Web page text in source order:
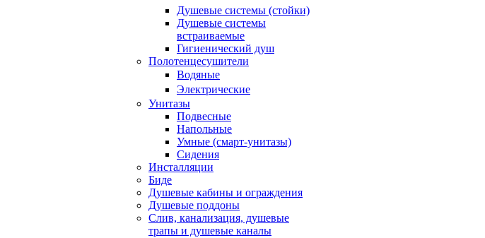
Душевые системы (стойки)
Душевые системы
встраиваемые
Гигиенический душ
Полотенцесушители
ㅤВодяные
ㅤЭлектрические
Унитазы
Подвесные
Напольные
Умные (смарт-унитазы)
Сидения
Инсталляции
Биде
Душевые кабины и ограждения
Душевые поддоны
Слив, канализация, душевые
трапы и душевые каналы